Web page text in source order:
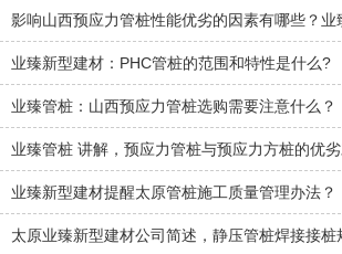
影响山西预应力管桩性能优劣的因素有哪些？业
业臻新型建材：PHC管桩的范围和特性是什么?
业臻管桩：山西预应力管桩选购需要注意什么？
业臻管桩 讲解，预应力管桩与预应力方桩的优劣
业臻新型建材提醒太原管桩施工质量管理办法？
太原业臻新型建材公司简述，静压管桩焊接接桩